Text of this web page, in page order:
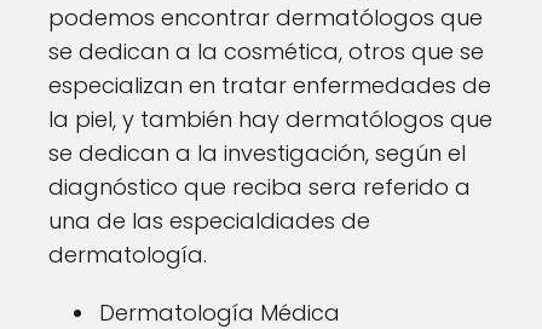
podemos encontrar dermatólogos que
se dedican a la cosmética, otros que se
especializan en tratar enfermedades de
la piel, y también hay dermatólogos que
se dedican a la investigación, según el
diagnóstico que reciba sera referido a
una de las especialdiades de
dermatología.
Dermatología Médica